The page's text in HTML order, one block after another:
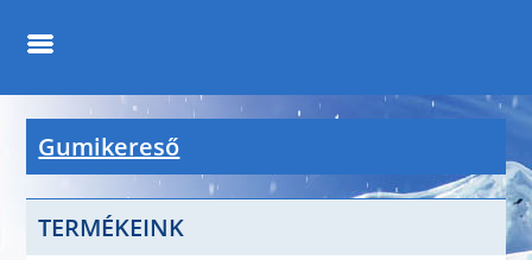
Gumikereső
TERMÉKEINK